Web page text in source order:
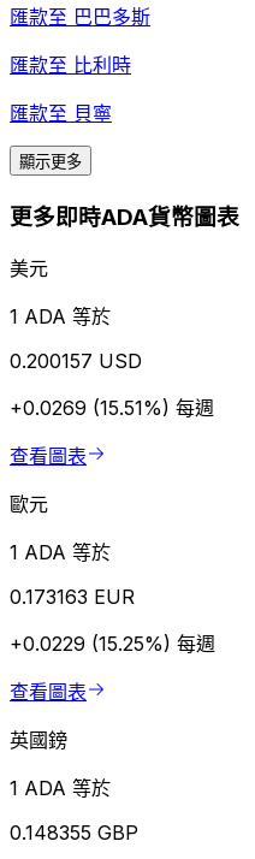
匯款至 巴巴多斯
匯款至 比利時
匯款至 貝寧
顯示更多
更多即時ADA貨幣圖表
美元
1 ADA 等於
0.200157 USD
+0.0269 (15.51%) 每週
查看圖表
歐元
1 ADA 等於
0.173163 EUR
+0.0229 (15.25%) 每週
查看圖表
英國鎊
1 ADA 等於
0.148355 GBP